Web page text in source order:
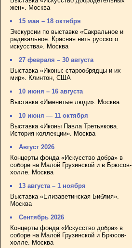
жен». Москва
15 мая – 18 октября
Экскурсии по выставке «Сакральное и
радикальное. Красная нить русского
искусства». Москва
27 февраля – 30 августа
Выставка «Иконы: старообрядцы и их
мир». Клинтон, США
10 июня – 16 августа
Выставка «Именитые люди». Москва
10 июня — 11 октября
Выставка «Иконы Павла Третьякова.
История коллекции». Москва
Август 2026
Концерты фонда «Искусство добра» в
соборе на Малой Грузинской и в Брюсов-
холле. Москва
13 августа – 1 ноября
Выставка «Елизаветинская Библия».
Москва
Сентябрь 2026
Концерты фонда «Искусство добра» в
соборе на Малой Грузинской и Брюсов-
холле. Москва